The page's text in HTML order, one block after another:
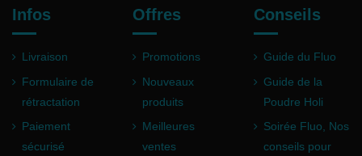
Infos
Livraison
Formulaire de
rétractation
Paiement
sécurisé
Offres
Promotions
Nouveaux
produits
Meilleures
ventes
Conseils
Guide du Fluo
Guide de la
Poudre Holi
Soirée Fluo, Nos
conseils pour